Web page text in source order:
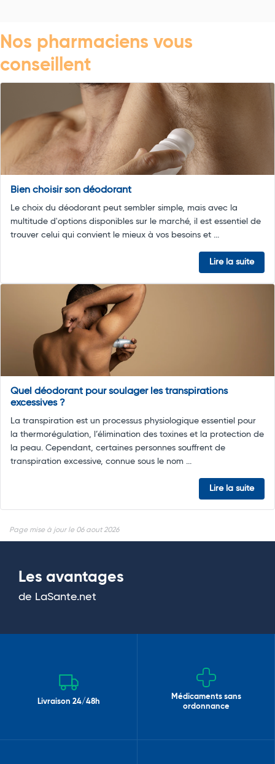
Nos pharmaciens vous
conseillent
Bien choisir son déodorant
Le choix du déodorant peut sembler simple, mais avec la
multitude d'options disponibles sur le marché, il est essentiel de
trouver celui qui convient le mieux à vos besoins et ...
Lire la suite
Quel déodorant pour soulager les transpirations
excessives ?
La transpiration est un processus physiologique essentiel pour
la thermorégulation, l’élimination des toxines et la protection de
la peau. Cependant, certaines personnes souffrent de
transpiration excessive, connue sous le nom ...
Lire la suite
Page mise à jour le 06 aout 2026
Les avantages
de LaSante.net
Livraison 24/48h
Médicaments sans
ordonnance